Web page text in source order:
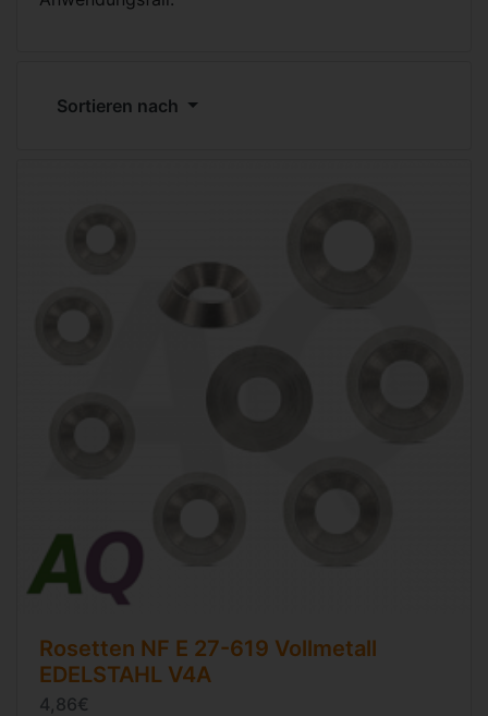
Sortieren nach
Rosetten NF E 27-619 Vollmetall
EDELSTAHL V4A
4,86€